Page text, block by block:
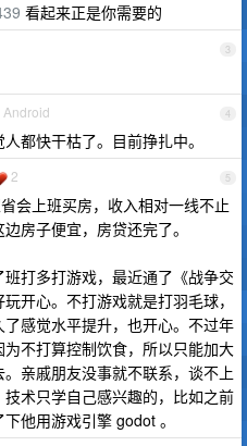
看起来正是你需要的
3
4
Android
都快干枯了。目前挣扎中。
5
2
会上班买房，收入相对一线不止
房子便宜，房贷还完了。
打多打游戏，最近通了《战争交
开心。不打游戏就是打羽毛球，
感觉水平提升，也开心。不过年
不打算控制饮食，所以只能加大
亲戚朋友没事就不联系，谈不上
术只学自己感兴趣的，比如之前
他用游戏引擎 godot 。